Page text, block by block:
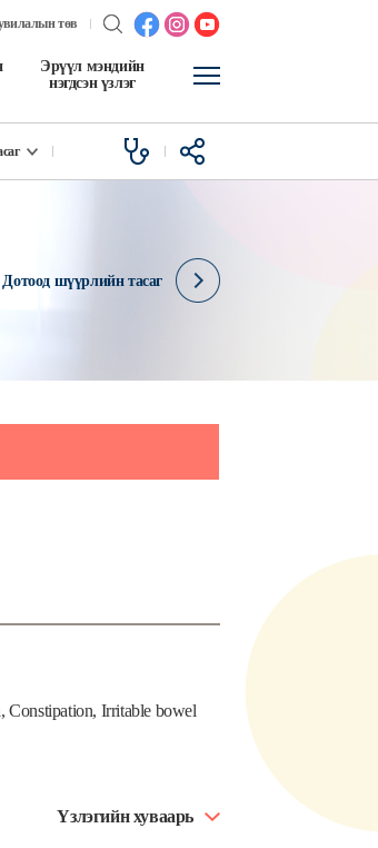
төв
Эрүүл мэндийн
нэгдсэн үзлэг
Дотоод шүүрлийн тасаг
Constipation, Irritable bowel
Үзлэгийн хуваарь